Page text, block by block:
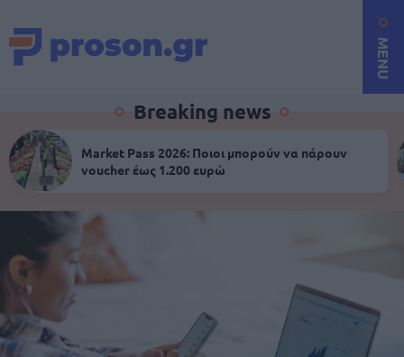
MENU
Breaking news
Market Pass 2026: Ποιοι μπορούν να πάρουν
voucher έως 1.200 ευρώ